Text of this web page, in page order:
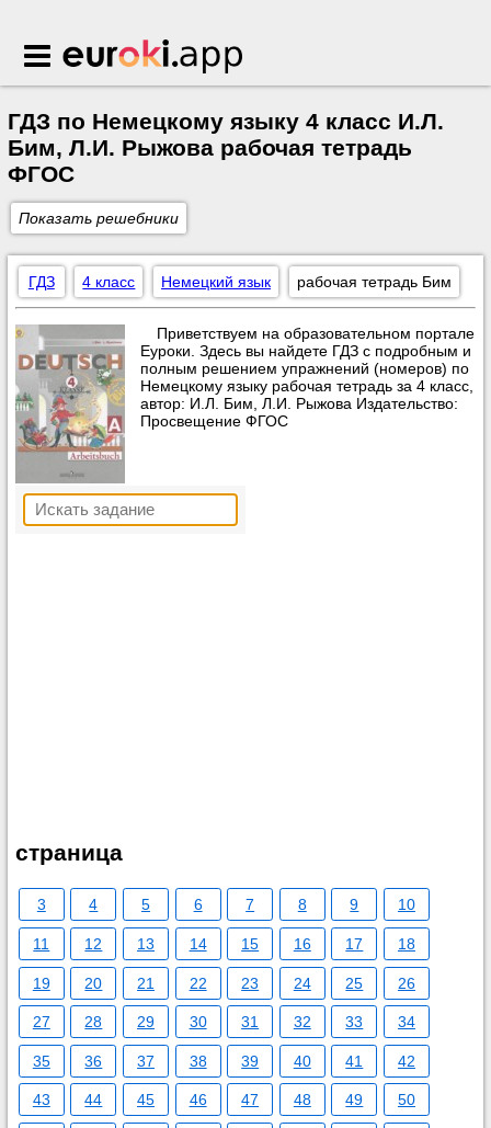
Euroki.app
ГДЗ по Немецкому языку 4 класс И.Л.
Бим, Л.И. Рыжова рабочая тетрадь
ФГОС
Показать решебники
ГДЗ 4 класс Немецкий язык рабочая тетрадь Бим
Приветствуем на образовательном портале
Еуроки. Здесь вы найдете ГДЗ с подробным и
полным решением упражнений (номеров) по
Немецкому языку рабочая тетрадь за 4 класс,
автор: И.Л. Бим, Л.И. Рыжова Издательство:
Просвещение ФГОС
страница
3 4 5 6 7 8 9 10
11 12 13 14 15 16 17 18
19 20 21 22 23 24 25 26
27 28 29 30 31 32 33 34
35 36 37 38 39 40 41 42
43 44 45 46 47 48 49 50